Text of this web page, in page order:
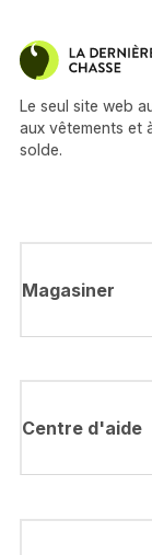
Le seul site web
aux vêtements et
solde.
Magasiner
Centre d'aide